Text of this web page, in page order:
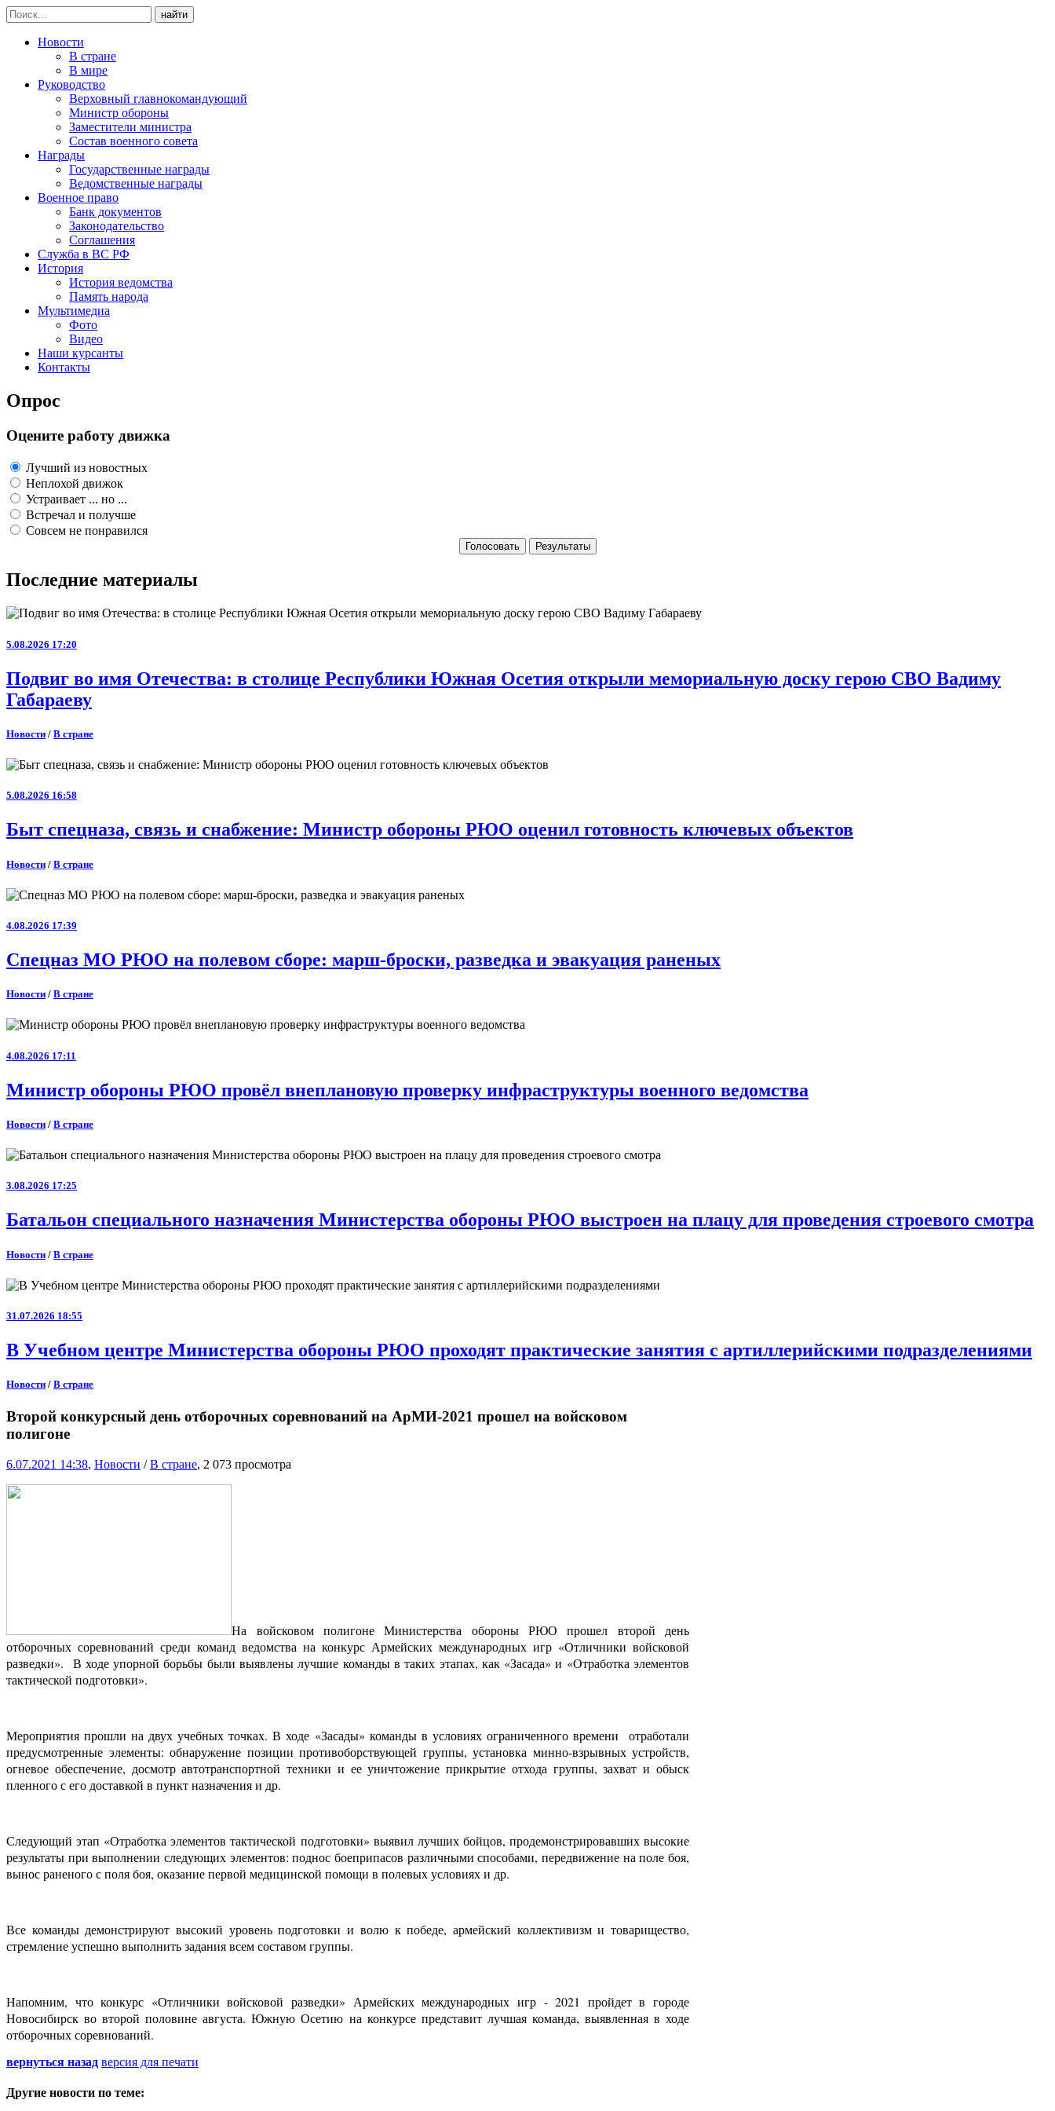
найти
Новости
В стране
В мире
Руководство
Верховный главнокомандующий
Министр обороны
Заместители министра
Состав военного совета
Награды
Государственные награды
Ведомственные награды
Военное право
Банк документов
Законодательство
Соглашения
Служба в ВС РФ
История
История ведомства
Память народа
Мультимедиа
Фото
Видео
Наши курсанты
Контакты
Опрос
Оцените работу движка
Лучший из новостных
Неплохой движок
Устраивает ... но ...
Встречал и получше
Совсем не понравился
Голосовать Результаты
Последние материалы
5.08.2026 17:20
Подвиг во имя Отечества: в столице Республики Южная Осетия открыли мемориальную доску герою СВО Вадиму
Габараеву
Новости / В стране
5.08.2026 16:58
Быт спецназа, связь и снабжение: Министр обороны РЮО оценил готовность ключевых объектов
Новости / В стране
4.08.2026 17:39
Спецназ МО РЮО на полевом сборе: марш‑броски, разведка и эвакуация раненых
Новости / В стране
4.08.2026 17:11
Министр обороны РЮО провёл внеплановую проверку инфраструктуры военного ведомства
Новости / В стране
3.08.2026 17:25
Батальон специального назначения Министерства обороны РЮО выстроен на плацу для проведения строевого смотра
Новости / В стране
31.07.2026 18:55
В Учебном центре Министерства обороны РЮО проходят практические занятия с артиллерийскими подразделениями
Новости / В стране
Второй конкурсный день отборочных соревнований на АрМИ-2021 прошел на войсковом
полигоне
6.07.2021 14:38, Новости /В стране, 2 073 просмотра
На войсковом полигоне Министерства обороны РЮО прошел второй день
отборочных соревнований среди команд ведомства на конкурс Армейских международных игр «Отличники войсковой
разведки». В ходе упорной борьбы были выявлены лучшие команды в таких этапах, как «Засада» и «Отработка элементов
тактической подготовки».
Мероприятия прошли на двух учебных точках. В ходе «Засады» команды в условиях ограниченного времени отработали
предусмотренные элементы: обнаружение позиции противоборствующей группы, установка минно-взрывных устройств,
огневое обеспечение, досмотр автотранспортной техники и ее уничтожение прикрытие отхода группы, захват и обыск
пленного с его доставкой в пункт назначения и др.
Следующий этап «Отработка элементов тактической подготовки» выявил лучших бойцов, продемонстрировавших высокие
результаты при выполнении следующих элементов: поднос боеприпасов различными способами, передвижение на поле боя,
вынос раненого с поля боя, оказание первой медицинской помощи в полевых условиях и др.
Все команды демонстрируют высокий уровень подготовки и волю к победе, армейский коллективизм и товарищество,
стремление успешно выполнить задания всем составом группы.
Напомним, что конкурс «Отличники войсковой разведки» Армейских международных игр - 2021 пройдет в городе
Новосибирск во второй половине августа. Южную Осетию на конкурсе представит лучшая команда, выявленная в ходе
отборочных соревнований.
вернуться назад версия для печати
Другие новости по теме: